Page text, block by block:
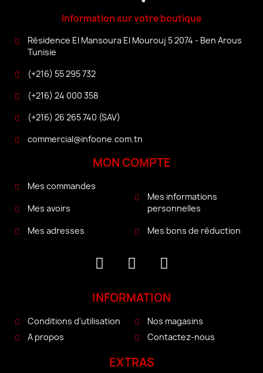
Information sur votre boutique
Résidence El Mansoura El Mourouj 5 2074 - Ben Arous
Tunisie
(+216) 55 295 732
(+216) 24 000 358
(+216) 26 265 740 (SAV)
commercial@infoone.com.tn
MON COMPTE
Mes commandes
Mes avoirs
Mes adresses
Mes informations
personnelles
Mes bons de réduction
INFORMATION
Conditions d'utilisation
A propos
Nos magasins
Contactez-nous
EXTRAS